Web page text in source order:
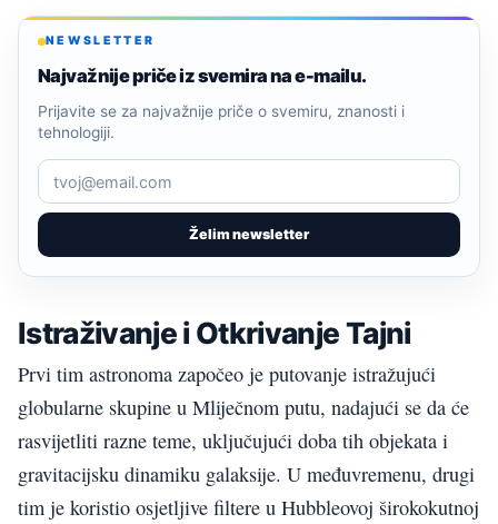
NEWSLETTER
Najvažnije priče iz svemira na e-mailu.
Želim newsletter
Prijavite se za najvažnije priče o svemiru, znanosti i
tehnologiji.
Istraživanje i Otkrivanje Tajni
Prvi tim astronoma započeo je putovanje istražujući
globularne skupine u Mliječnom putu, nadajući se da će
rasvijetliti razne teme, uključujući doba tih objekata i
gravitacijsku dinamiku galaksije. U međuvremenu, drugi
tim je koristio osjetljive filtere u Hubbleovoj širokokutnoj